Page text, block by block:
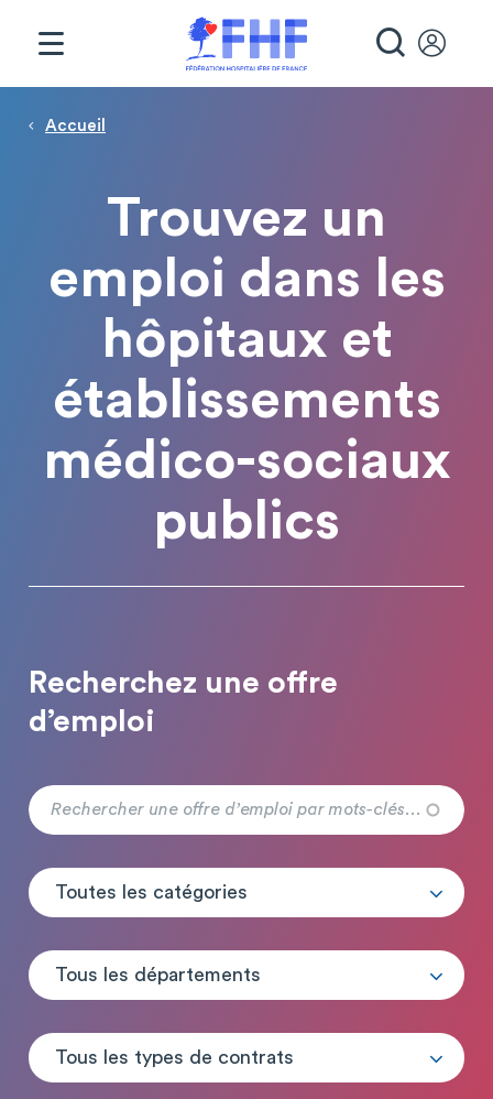
Page d'accueil
Fil d'Ariane
Accueil
Trouvez un
emploi dans les
hôpitaux et
établissements
médico-sociaux
publics
Recherchez une offre
d’emploi
Toutes les catégories
Tous les départements
Tous les types de contrats
Panneau de gestion des cookies